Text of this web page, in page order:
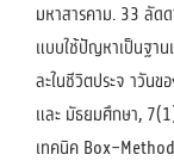
มหาสารคาม. 33 ลัด
แบบใช้ปัญหาเป็นฐาน
ละในชีวิตประจ าวัน
และ มัธยมศึกษา,
เทคนิค